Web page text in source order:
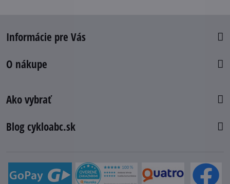
Informácie pre Vás
O nákupe
Ako vybrať
Blog cykloabc.sk